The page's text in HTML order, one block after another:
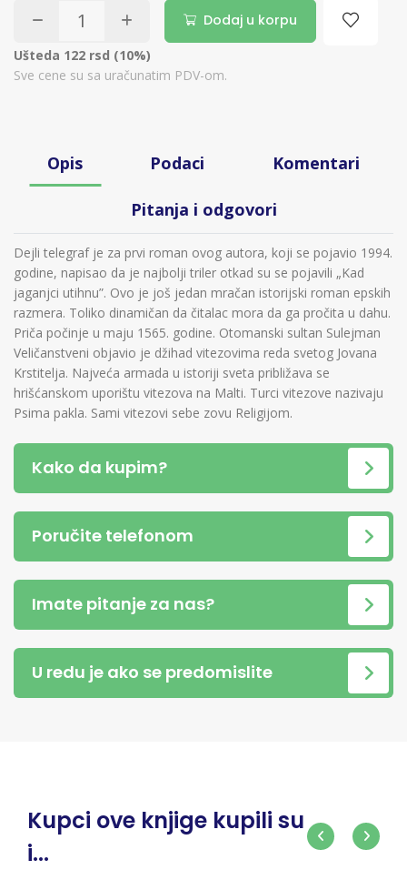
Dodaj u korpu
Ušteda 122 rsd (10%)
Sve cene su sa uračunatim PDV-om.
Opis Podaci Komentari
Pitanja i odgovori
Dejli telegraf je za prvi roman ovog autora, koji se pojavio 1994.
godine, napisao da je najbolji triler otkad su se pojavili „Kad
jaganjci utihnu”. Ovo je još jedan mračan istorijski roman epskih
razmera. Toliko dinamičan da čitalac mora da ga pročita u dahu.
Priča počinje u maju 1565. godine. Otomanski sultan Sulejman
Veličanstveni objavio je džihad vitezovima reda svetog Jovana
Krstitelja. Najveća armada u istoriji sveta približava se
hrišćanskom uporištu vitezova na Malti. Turci vitezove nazivaju
Psima pakla. Sami vitezovi sebe zovu Religijom.
Kako da kupim?
Poručite telefonom
Imate pitanje za nas?
U redu je ako se predomislite
Kupci ove knjige kupili su
i...